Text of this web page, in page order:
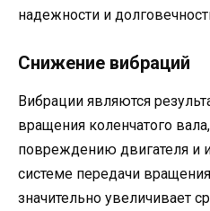
надежности и
Снижение вибраций
Вибрации являются
вращения коленчатого
повреждению двигателя и
системе передачи
значительно увеличивает